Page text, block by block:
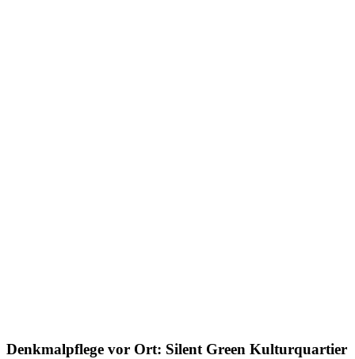
Denkmalpflege vor Ort: Silent Green Kulturquartier